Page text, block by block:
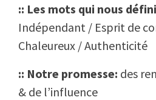
:: Les mots qui nous
Indépendant / Esprit de
Chaleureux / Authenticité
:: Notre promesse: des
& de l’influence